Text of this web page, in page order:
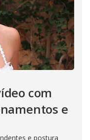
com
e
e postura